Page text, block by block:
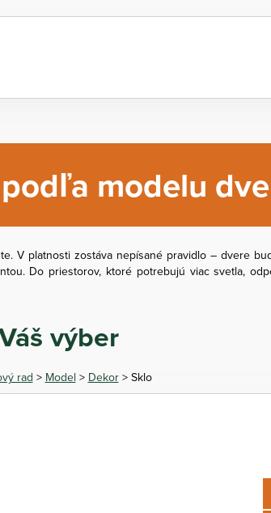
modelu
V platnosti zostáva nepísané pravidlo – dvere
Do priestorov, ktoré potrebujú viac svetla,
výber
rad > Model > Dekor> Sklo